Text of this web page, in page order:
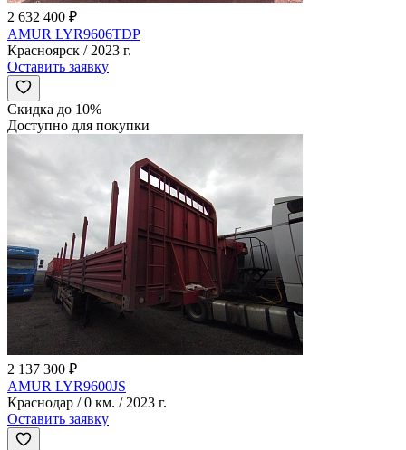
2 632 400 ₽
AMUR LYR9606TDP
Красноярск / 2023 г.
Оставить заявку
Скидка до 10%
Доступно для покупки
2 137 300 ₽
AMUR LYR9600JS
Краснодар / 0 км. / 2023 г.
Оставить заявку